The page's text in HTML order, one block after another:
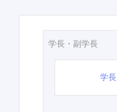
学長・副学長
学長